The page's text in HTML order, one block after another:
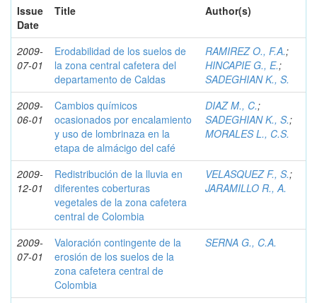
Issue
Date
Title Author(s)
2009-
07-01
Erodabilidad de los suelos de
la zona central cafetera del
departamento de Caldas
RAMIREZ O., F.A.;
HINCAPIE G., E.;
SADEGHIAN K., S.
2009-
06-01
Cambios químicos
ocasionados por encalamiento
y uso de lombrinaza en la
etapa de almácigo del café
DIAZ M., C.;
SADEGHIAN K., S.;
MORALES L., C.S.
2009-
12-01
Redistribución de la lluvia en
diferentes coberturas
vegetales de la zona cafetera
central de Colombia
VELASQUEZ F., S.;
JARAMILLO R., A.
2009-
07-01
Valoración contingente de la
erosión de los suelos de la
zona cafetera central de
Colombia
SERNA G., C.A.